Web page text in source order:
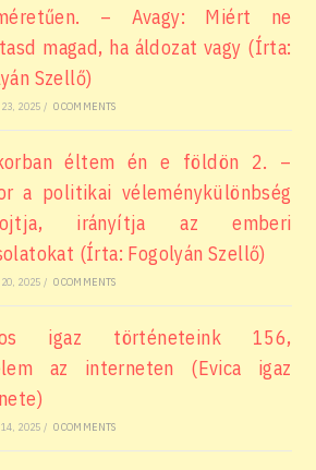
– Avagy: Miért ne
magad, ha áldozat vagy (Írta:
Szellő)
2025 / 0 COMMENTS
éltem én e földön 2. –
a politikai véleménykülönbség
irányítja az emberi
(Írta: Fogolyán Szellő)
2025 / 0 COMMENTS
igaz történeteink 156,
az interneten (Evica igaz
2025 / 0 COMMENTS